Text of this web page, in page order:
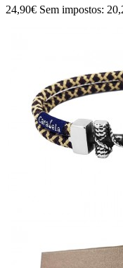
24,90€ Sem impostos: